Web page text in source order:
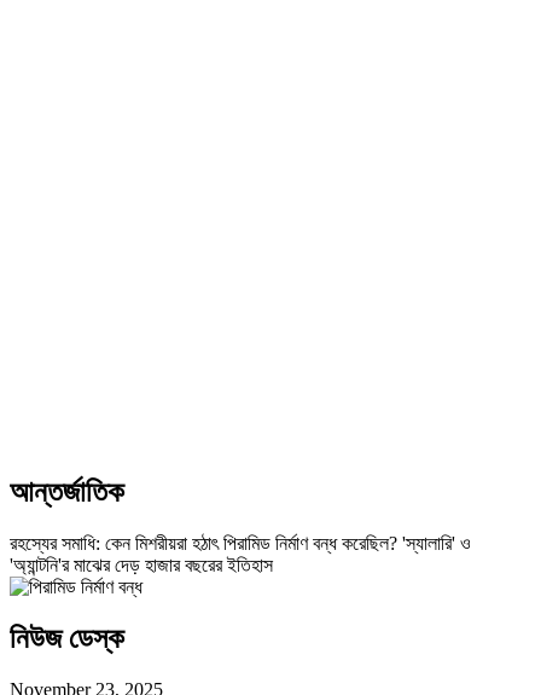
আন্তর্জাতিক
রহস্যের সমাধি: কেন মিশরীয়রা হঠাৎ পিরামিড নির্মাণ বন্ধ করেছিল? 'স্যালারি' ও
'অ্যান্টনি'র মাঝের দেড় হাজার বছরের ইতিহাস
নিউজ ডেস্ক
November 23, 2025